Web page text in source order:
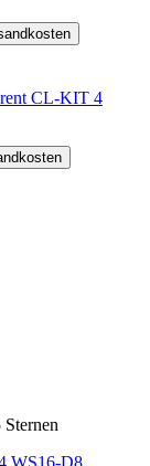
CL-KIT 4
WS16-D8